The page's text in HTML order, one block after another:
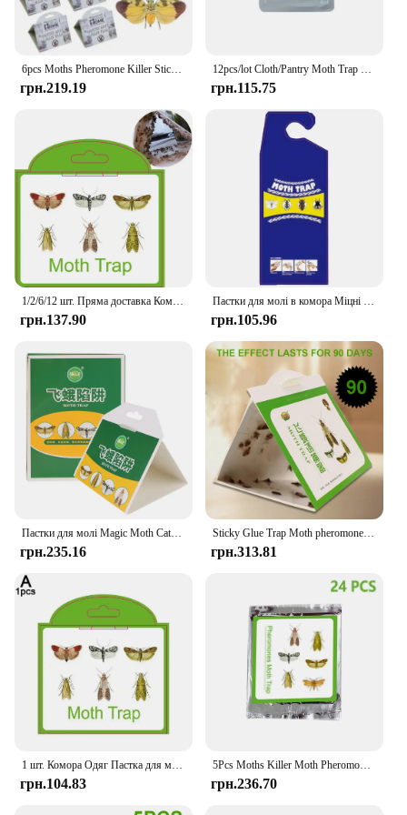
грн.219.19 грн.115.75
грн.137.90 грн.105.96
грн.235.16
Sticky Glue Trap Moth pheromone Trap Pest Reject Fly Insects Moths Pheromone Killer Clothes Pantry Food 5pcs
грн.313.81
грн.104.83
5Pcs Moths Killer Moth Pheromone Clothes Pantry Food Sticky Glue Trap Pest Reject Fly Insects
грн.236.70